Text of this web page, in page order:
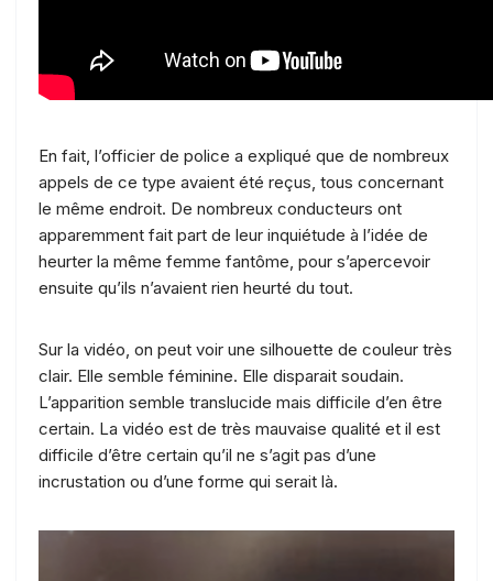
En fait, l’officier de police a expliqué que de nombreux
appels de ce type avaient été reçus, tous concernant
le même endroit. De nombreux conducteurs ont
apparemment fait part de leur inquiétude à l’idée de
heurter la même femme fantôme, pour s’apercevoir
ensuite qu’ils n’avaient rien heurté du tout.
Sur la vidéo, on peut voir une silhouette de couleur très
clair. Elle semble féminine. Elle disparait soudain.
L’apparition semble translucide mais difficile d’en être
certain. La vidéo est de très mauvaise qualité et il est
difficile d’être certain qu’il ne s’agit pas d’une
incrustation ou d’une forme qui serait là.